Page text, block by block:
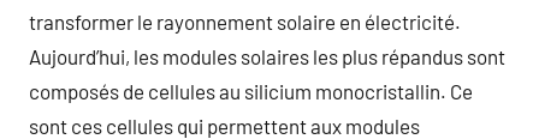
transformer le rayonnement solaire en électricité.
Aujourd’hui, les modules solaires les plus répandus sont
composés de cellules au silicium monocristallin. Ce
sont ces cellules qui permettent aux modules